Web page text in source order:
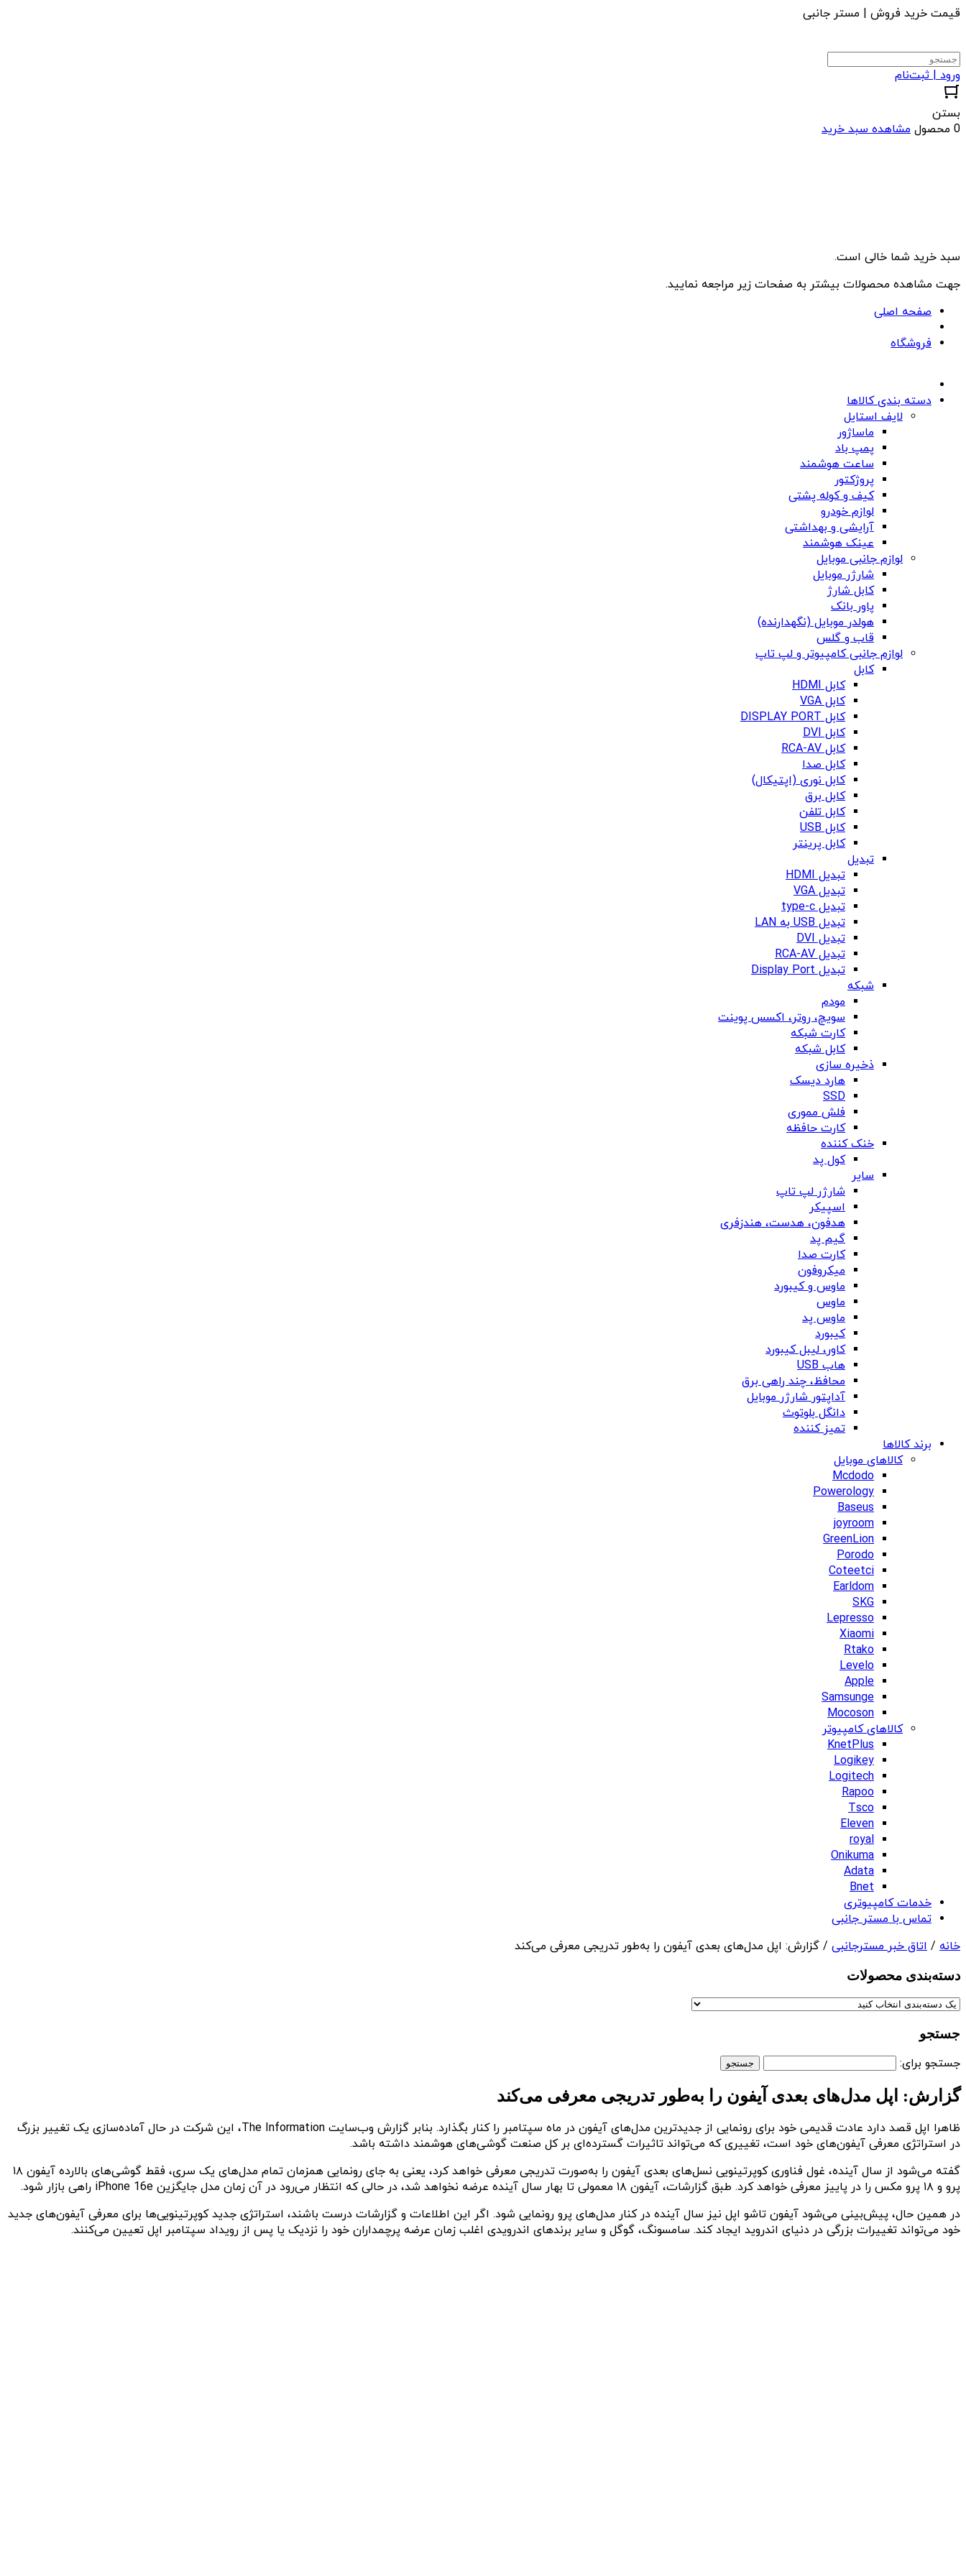
قیمت خرید فروش | مستر جانبی
ورود | ثبت‌نام
بستن
0 محصول
مشاهده سبد خرید
سبد خرید شما خالی است.
جهت مشاهده محصولات بیشتر به صفحات زیر مراجعه نمایید.
صفحه اصلی
فروشگاه
دسته بندی کالاها
لایف استایل
ماساژور
پمپ باد
ساعت هوشمند
پروژکتور
کیف و کوله پشتی
لوازم خودرو
آرایشی و بهداشتی
عینک هوشمند
لوازم جانبی موبایل
شارژر موبایل
کابل شارژ
پاور بانک
هولدر موبایل (نگهدارنده)
قاب و گلس
لوازم جانبی کامپیوتر و لپ تاپ
کابل
کابل HDMI
کابل VGA
کابل DISPLAY PORT
کابل DVI
کابل RCA-AV
کابل صدا
کابل نوری (اپتیکال)
کابل برق
کابل تلفن
کابل USB
کابل پرینتر
تبدیل
تبدیل HDMI
تبدیل VGA
تبدیل type-c
تبدیل USB به LAN
تبدیل DVI
تبدیل RCA-AV
تبدیل Display Port
شبکه
مودم
سویچ، روتر، اکسس پوینت
کارت شبکه
کابل شبکه
ذخیره سازی
هارد دیسک
SSD
فلش مموری
کارت حافظه
خنک کننده
کول پد
سایر
شارژر لپ تاپ
اسپیکر
هدفون، هدست، هندزفری
گیم پد
کارت صدا
میکروفون
ماوس و کیبورد
ماوس
ماوس پد
کیبورد
کاور، لیبل کیبورد
هاب USB
محافظ، چند راهی برق
آداپتور شارژر موبایل
دانگل بلوتوث
تمیز کننده
برند کالاها
کالاهای موبایل
Mcdodo
Powerology
Baseus
joyroom
GreenLion
Porodo
Coteetci
Earldom
SKG
Lepresso
Xiaomi
Rtako
Levelo
Apple
Samsunge
Mocoson
کالاهای کامپیوتر
KnetPlus
Logikey
Logitech
Rapoo
Tsco
Eleven
royal
Onikuma
Adata
Bnet
خدمات کامپیوتری
تماس با مستر جانبی
خانه / اتاق خبر مسترجانبی / گزارش: اپل مدل‌های بعدی آیفون را به‌طور تدریجی معرفی می‌کند
دسته‌بندی‌ محصولات
جستجو
جستجو برای:
گزارش: اپل مدل‌های بعدی آیفون را به‌طور تدریجی معرفی می‌کند
ظاهرا اپل قصد دارد عادت قدیمی خود برای رونمایی از جدیدترین مدل‌های آیفون در ماه سپتامبر را کنار بگذارد. بنابر گزارش وب‌سایت The Information، این شرکت در حال آماده‌سازی یک تغییر بزرگ
در استراتژی معرفی آیفون‌های خود است، تغییری که می‌تواند تاثیرات گسترده‌ای بر کل صنعت گوشی‌های هوشمند داشته باشد.
گفته می‌شود از سال آینده، غول فناوری کوپرتینویی نسل‌های بعدی آیفون را به‌صورت تدریجی معرفی خواهد کرد، یعنی به جای رونمایی همزمان تمام مدل‌های یک سری، فقط گوشی‌های بالارده آیفون ۱۸
پرو و ۱۸ پرو مکس را در پاییز معرفی خواهد کرد. طبق گزارشات، آیفون ۱۸ معمولی تا بهار سال آینده عرضه نخواهد شد، در حالی که انتظار می‌رود در آن زمان مدل جایگزین iPhone 16e راهی بازار شود.
در همین حال، پیش‌بینی می‌شود آیفون تاشو اپل نیز سال آینده در کنار مدل‌های پرو رونمایی شود. اگر این اطلاعات و گزارشات درست باشند، استراتژی جدید کوپرتینویی‌ها برای معرفی آیفون‌های جدید
خود می‌تواند تغییرات بزرگی در دنیای اندروید ایجاد کند. سامسونگ، گوگل و سایر برندهای اندرویدی اغلب زمان عرضه پرچمداران خود را نزدیک یا پس از رویداد سپتامبر اپل تعیین می‌کنند.